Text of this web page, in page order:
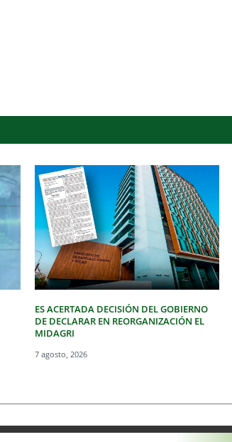
ES ACERTADA DECISIÓN DEL GOBIERNO
DE DECLARAR EN REORGANIZACIÓN EL
MIDAGRI
7 agosto, 2026